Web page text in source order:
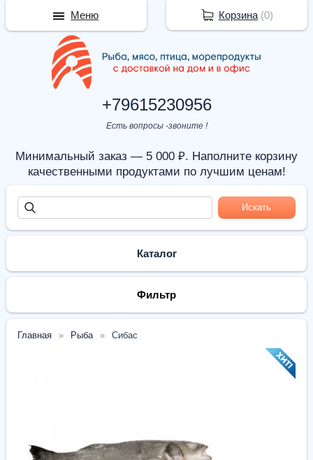
+79615230956
Есть вопросы -звоните !
Минимальный заказ — 5 000 ₽. Наполните корзину
качественными продуктами по лучшим ценам!
Каталог
Фильтр
Главная Рыба Сибас
Корзина(0)
Меню